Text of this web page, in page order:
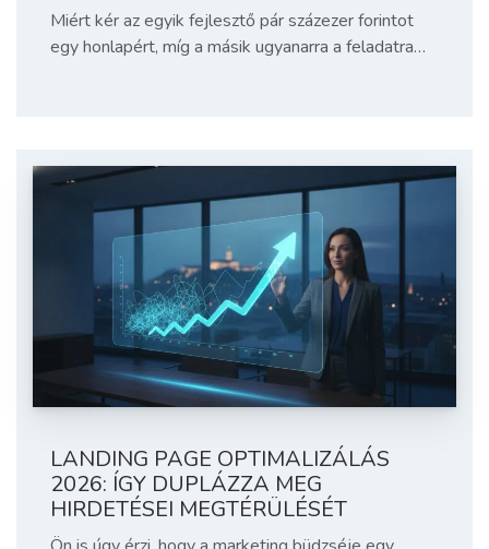
Miért kér az egyik fejlesztő pár százezer forintot
egy honlapért, míg a másik ugyanarra a feladatra…
LANDING PAGE OPTIMALIZÁLÁS
2026: ÍGY DUPLÁZZA MEG
HIRDETÉSEI MEGTÉRÜLÉSÉT